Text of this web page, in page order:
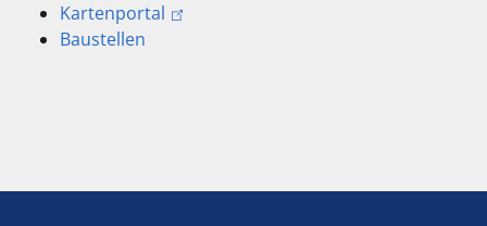
Kartenportal
Baustellen